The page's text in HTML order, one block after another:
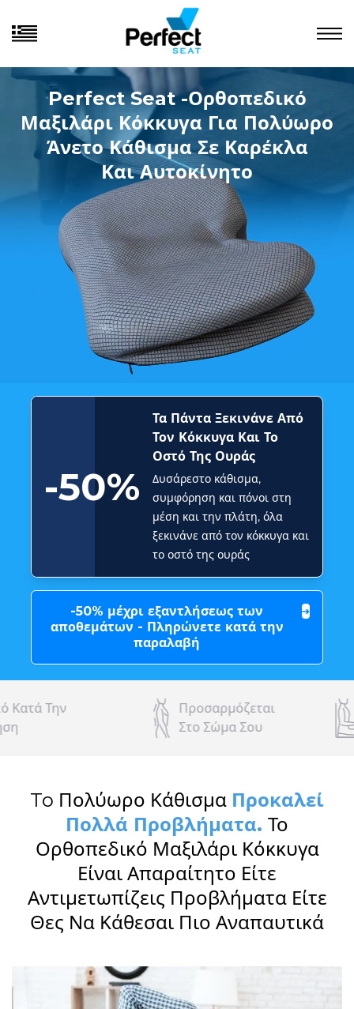
Perfect Seat -Ορθοπεδικό
Μαξιλάρι Κόκκυγα Για Πολύωρο
Άνετο Κάθισμα Σε Καρέκλα
Και Αυτοκίνητο
-50%
Τα Πάντα Ξεκινάνε Από
Τον Κόκκυγα Και Το
Οστό Της Ουράς
Δυσάρεστο κάθισμα,
συμφόρηση και πόνοι στη
μέση και την πλάτη, όλα
ξεκινάνε από τον κόκκυγα και
το οστό της ουράς
-50% μέχρι εξαντλήσεως των
αποθεμάτων - Πληρώνετε κατά την
παραλαβή
Προσαρμόζεται
Στο Σώμα Σου
Ιδανικό Για
To Πολύωρο Κάθισμα Προκαλεί
Πολλά Προβλήματα. Το
Ορθοπεδικό Μαξιλάρι Κόκκυγα
Είναι Απαραίτητο Είτε
Αντιμετωπίζεις Προβλήματα Είτε
Θες Να Κάθεσαι Πιο Αναπαυτικά